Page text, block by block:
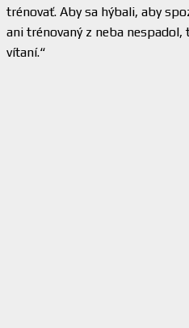
trénovať. Aby sa hýbali, aby
ani trénovaný z neba nespadol,
vítaní.“